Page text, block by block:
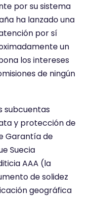
por su sistema
ha lanzado una
por sí
un
los intereses
de ningún
subcuentas
y protección de
Garantía de
Suecia
AAA (la
de solidez
geográfica